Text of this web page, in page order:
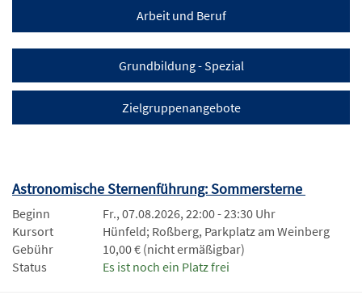
Arbeit und Beruf
Grundbildung - Spezial
Zielgruppenangebote
Astronomische Sternenführung: Sommersterne
Beginn
Fr., 07.08.2026, 22:00 - 23:30 Uhr
Kursort
Hünfeld; Roßberg, Parkplatz am Weinberg
Gebühr
10,00 € (nicht ermäßigbar)
Status
Es ist noch ein Platz frei